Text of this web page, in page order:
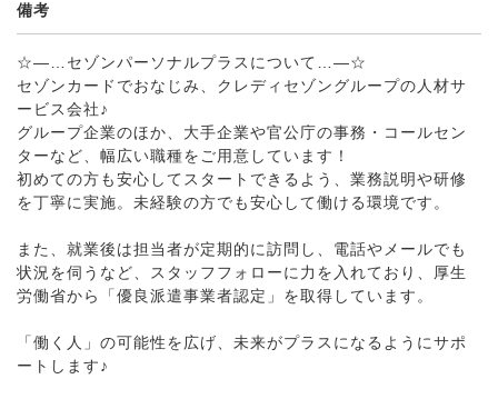
備考
☆―…セゾンパーソナルプラスについて…―☆
セゾンカードでおなじみ、クレディセゾングループの人材サ
ービス会社♪
グループ企業のほか、大手企業や官公庁の事務・コールセン
ターなど、幅広い職種をご用意しています！
初めての方も安心してスタートできるよう、業務説明や研修
を丁寧に実施。未経験の方でも安心して働ける環境です。
また、就業後は担当者が定期的に訪問し、電話やメールでも
状況を伺うなど、スタッフフォローに力を入れており、厚生
労働省から「優良派遣事業者認定」を取得しています。
「働く人」の可能性を広げ、未来がプラスになるようにサポ
ートします♪